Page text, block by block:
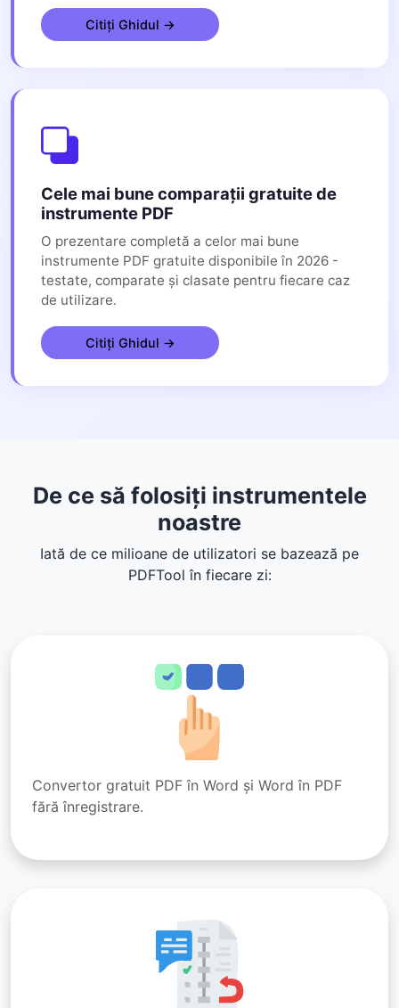
Citiți Ghidul →
Cele mai bune comparații gratuite de
instrumente PDF
O prezentare completă a celor mai bune
instrumente PDF gratuite disponibile în 2026 -
testate, comparate și clasate pentru fiecare caz
de utilizare.
Citiți Ghidul →
De ce să folosiți instrumentele
noastre
Iată de ce milioane de utilizatori se bazează pe
PDFTool în fiecare zi:
Convertor gratuit PDF în Word și Word în PDF
fără înregistrare.